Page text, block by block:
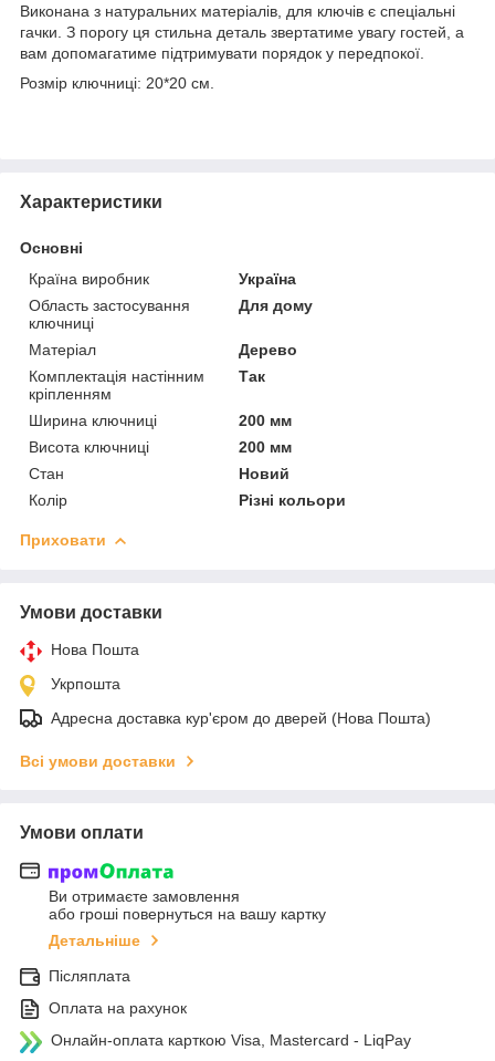
Виконана з натуральних матеріалів, для ключів є спеціальні
гачки. З порогу ця стильна деталь звертатиме увагу гостей, а
вам допомагатиме підтримувати порядок у передпокої.
Розмір ключниці: 20*20 см.
Характеристики
Основні
Країна виробник
Україна
Область застосування
ключниці
Для дому
Матеріал
Дерево
Комплектація настінним
кріпленням
Так
Ширина ключниці
200 мм
Висота ключниці
200 мм
Стан
Новий
Колір
Різні кольори
Приховати
Умови доставки
Нова Пошта
Укрпошта
Адресна доставка кур'єром до дверей (Нова Пошта)
Всі умови доставки
Умови оплати
Ви отримаєте замовлення
або гроші повернуться на вашу картку
Детальніше
Післяплата
Оплата на рахунок
Онлайн-оплата карткою Visa, Mastercard - LiqPay